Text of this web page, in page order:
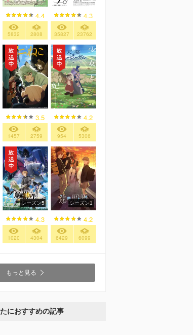
4.4
5832 2808
4.3
35827 23762
3.5
1457 2759
4.2
954 5306
シーズン5
4.3
1020 4304
シーズン1
4.2
6429 6099
もっと見る
におすすめの記事